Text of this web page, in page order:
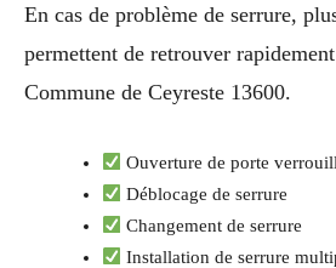
En cas de problème de serrure,
permettent de retrouver
Commune de Ceyreste 13600.
Ouverture de porte
Déblocage de serrure
Changement de serrure
Installation de serrure